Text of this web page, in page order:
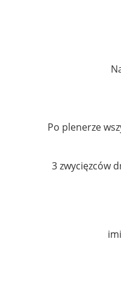
Po plenerze
3 zwycięzców